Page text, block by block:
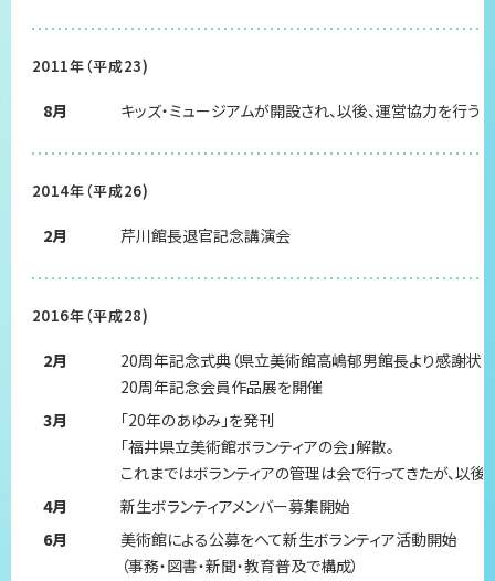
2011年（平成23)
8月 キッズ・ミュージアムが開設され、以後、運営協力を行う
2014年（平成26)
2月 芹川館長退官記念講演会
2016年（平成28)
2月
20周年記念式典（県立美術館高嶋郁男館長より感謝状の
20周年記念会員作品展を開催
3月
「20年のあゆみ」を発刊
「福井県立美術館ボランティアの会」解散。
これまではボランティアの管理は会で行ってきたが、以後
4月
新生ボランティアメンバー募集開始
6月
美術館による公募をへて新生ボランティア活動開始
（事務・図書・新聞・教育普及で構成）